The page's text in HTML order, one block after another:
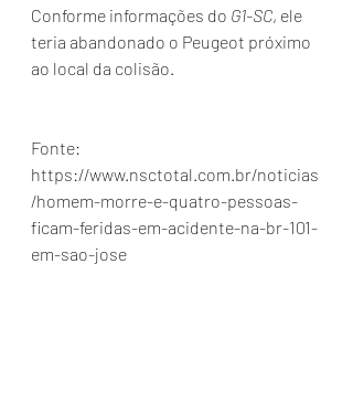
Conforme informações do G1-SC, ele
teria abandonado o Peugeot próximo
ao local da colisão.
Fonte:
https://www.nsctotal.com.br/noticias
/homem-morre-e-quatro-pessoas-
ficam-feridas-em-acidente-na-br-101-
em-sao-jose